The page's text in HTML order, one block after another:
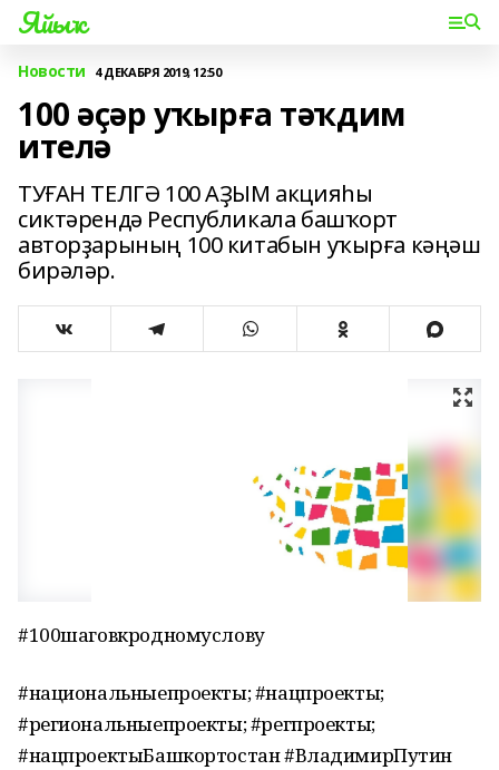
Яйыҡ
Новости 4 ДЕКАБРЯ 2019, 12:50
100 әҫәр уҡырға тәҡдим
ителә
ТУҒАН ТЕЛГӘ 100 АҘЫМ акцияһы
сиктәрендә Республикала башҡорт
авторҙарының 100 китабын уҡырға кәңәш
бирәләр.
#100шаговкродномуслову
#национальныепроекты; #нацпроекты;
#региональныепроекты; #регпроекты;
#нацпроектыБашкортостан #ВладимирПутин